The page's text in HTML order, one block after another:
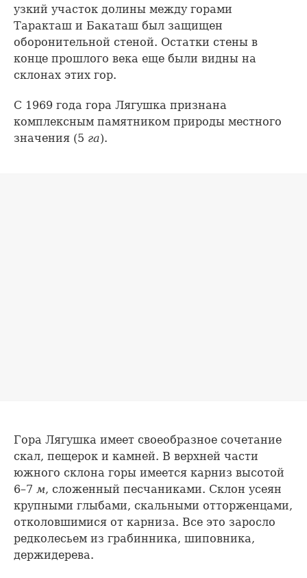
узкий участок долины между горами
Таракташ и Бакаташ был защищен
оборонительной стеной. Остатки стены в
конце прошлого века еще были видны на
склонах этих гор.
С 1969 года гора Лягушка признана
комплексным памятником природы местного
значения (5 га).
Гора Лягушка имеет своеобразное сочетание
скал, пещерок и камней. В верхней части
южного склона горы имеется карниз высотой
6–7 м, сложенный песчаниками. Склон усеян
крупными глыбами, скальными отторженцами,
отколовшимися от карниза. Все это заросло
редколесьем из грабинника, шиповника,
держидерева.